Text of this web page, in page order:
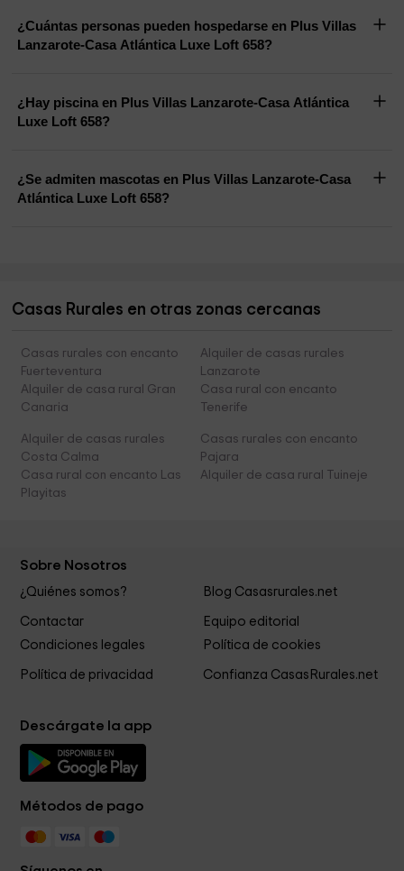
¿Cuántas personas pueden hospedarse en Plus Villas
Lanzarote-Casa Atlántica Luxe Loft 658?
¿Hay piscina en Plus Villas Lanzarote-Casa Atlántica
Luxe Loft 658?
¿Se admiten mascotas en Plus Villas Lanzarote-Casa
Atlántica Luxe Loft 658?
Casas Rurales en otras zonas cercanas
Casas rurales con encanto
Fuerteventura
Alquiler de casas rurales
Lanzarote
Alquiler de casa rural Gran
Canaria
Casa rural con encanto
Tenerife
Alquiler de casas rurales
Costa Calma
Casas rurales con encanto
Pajara
Casa rural con encanto Las
Playitas
Alquiler de casa rural Tuineje
Sobre Nosotros
¿Quiénes somos? Blog Casasrurales.net
Contactar
Equipo editorial
Condiciones legales
Política de cookies
Política de privacidad Confianza CasasRurales.net
Descárgate la app
Métodos de pago